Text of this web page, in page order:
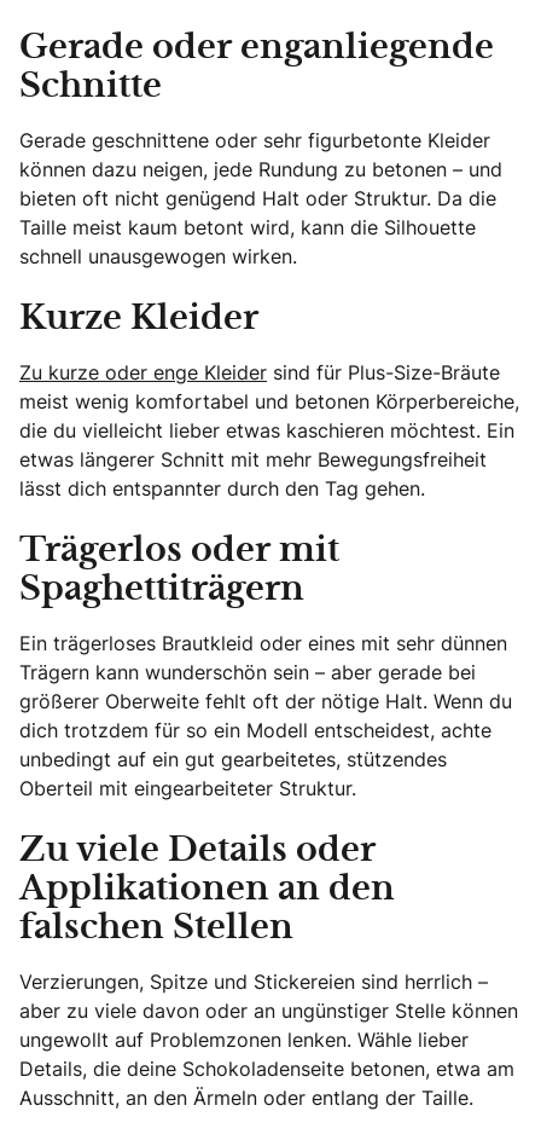
Gerade oder enganliegende
Schnitte
Gerade geschnittene oder sehr figurbetonte Kleider
können dazu neigen, jede Rundung zu betonen – und
bieten oft nicht genügend Halt oder Struktur. Da die
Taille meist kaum betont wird, kann die Silhouette
schnell unausgewogen wirken.
Kurze Kleider
Zu kurze oder enge Kleider sind für Plus-Size-Bräute
meist wenig komfortabel und betonen Körperbereiche,
die du vielleicht lieber etwas kaschieren möchtest. Ein
etwas längerer Schnitt mit mehr Bewegungsfreiheit
lässt dich entspannter durch den Tag gehen.
Trägerlos oder mit
Spaghettiträgern
Ein trägerloses Brautkleid oder eines mit sehr dünnen
Trägern kann wunderschön sein – aber gerade bei
größerer Oberweite fehlt oft der nötige Halt. Wenn du
dich trotzdem für so ein Modell entscheidest, achte
unbedingt auf ein gut gearbeitetes, stützendes
Oberteil mit eingearbeiteter Struktur.
Zu viele Details oder
Applikationen an den
falschen Stellen
Verzierungen, Spitze und Stickereien sind herrlich –
aber zu viele davon oder an ungünstiger Stelle können
ungewollt auf Problemzonen lenken. Wähle lieber
Details, die deine Schokoladenseite betonen, etwa am
Ausschnitt, an den Ärmeln oder entlang der Taille.